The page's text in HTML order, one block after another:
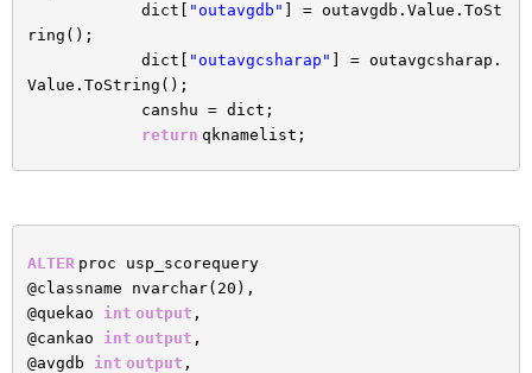
dict[
"outavgdb"
] = outavgdb.Value.ToSt
ring();
dict[
"outavgcsharap"
] = outavgcsharap.
Value.ToString();
canshu = dict;
return qknamelist;
ALTER proc usp_scorequery
@classname nvarchar(20),
@quekao int output ,
@cankao int output ,
@avgdb int output ,